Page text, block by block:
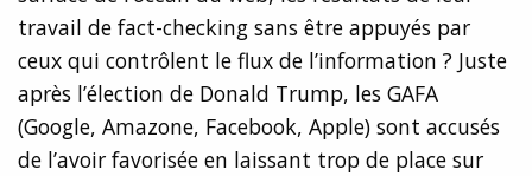
travail de fact-checking sans être appuyés par
ceux qui contrôlent le flux de l’information ? Juste
après l’élection de Donald Trump, les GAFA
(Google, Amazone, Facebook, Apple) sont accusés
de l’avoir favorisée en laissant trop de place sur